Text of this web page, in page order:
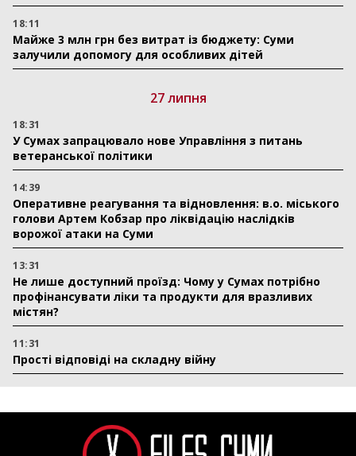
18:11
Майже 3 млн грн без витрат із бюджету: Суми
залучили допомогу для особливих дітей
27 липня
18:31
У Сумах запрацювало нове Управління з питань
ветеранської політики
14:39
Оперативне реагування та відновлення: в.о. міського
голови Артем Кобзар про ліквідацію наслідків
ворожої атаки на Суми
13:31
Не лише доступний проїзд: Чому у Сумах потрібно
профінансувати ліки та продукти для вразливих
містян?
11:31
Прості відповіді на складну війну